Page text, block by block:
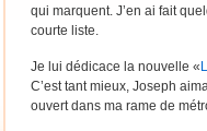
qui marquent. J’en ai fait
courte liste.
Je lui dédicace la nouvelle «
C’est tant mieux, Joseph
ouvert dans ma rame de